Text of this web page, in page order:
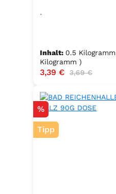
.
Inhalt: 0.5 Kilogramm
Kilogramm )
Verkaufspreis:
3,39 € Regulärer Preis:
3,69 €
Rabatt
%
Tipp